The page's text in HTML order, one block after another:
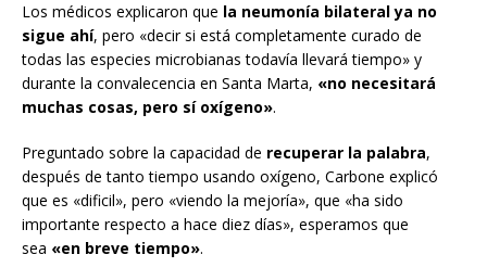
Los médicos explicaron que la neumonía bilateral ya no
sigue ahí, pero «decir si está completamente curado de
todas las especies microbianas todavía llevará tiempo» y
durante la convalecencia en Santa Marta, «no necesitará
muchas cosas, pero sí oxígeno».
Preguntado sobre la capacidad de recuperar la palabra,
después de tanto tiempo usando oxígeno, Carbone explicó
que es «dificil», pero «viendo la mejoría», que «ha sido
importante respecto a hace diez días», esperamos que
sea «en breve tiempo».